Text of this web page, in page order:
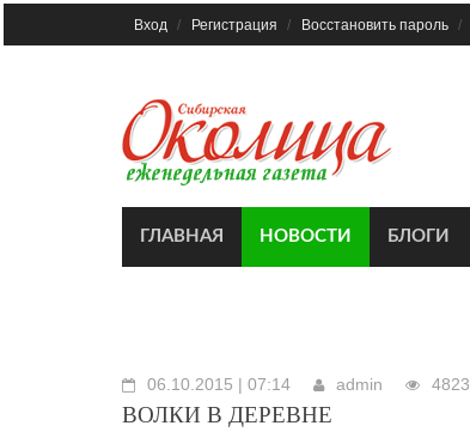
to
Вход Регистрация Восстановить пароль
ГЛАВНАЯ НОВОСТИ БЛОГИ
06.10.2015 | 07:14 admin 4823
ВОЛКИ В ДЕРЕВНЕ